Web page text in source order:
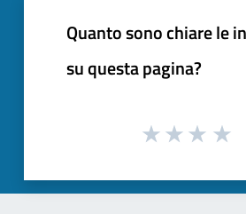
Quanto sono chiare le
su questa pagina?